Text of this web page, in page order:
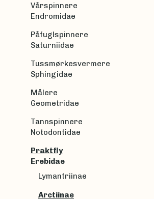
Vårspinnere
Endromidae
Påfuglspinnere
Saturniidae
Tussmørkesvermere
Sphingidae
Målere
Geometridae
Tannspinnere
Notodontidae
Praktfly
Erebidae
Lymantriinae
Arctiinae